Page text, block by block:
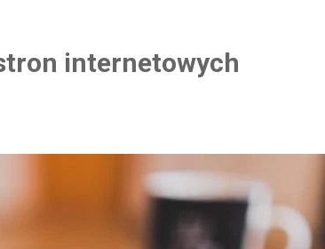
internetowych